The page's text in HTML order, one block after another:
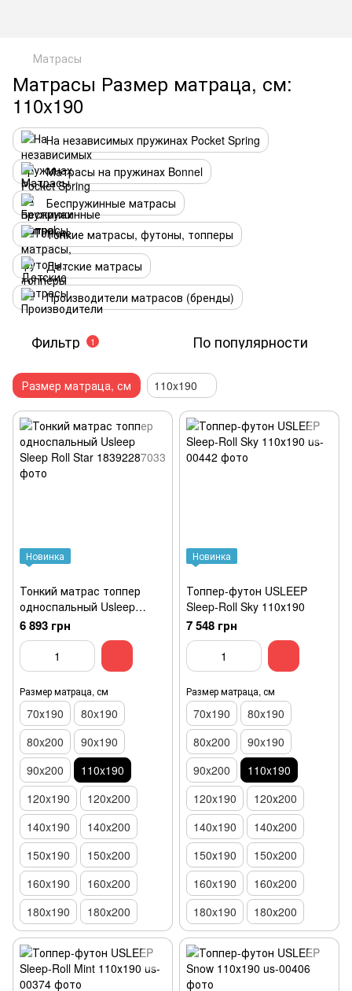
Матрасы
Матрасы Размер матраца, см:
110x190
На независимых пружинах Pocket Spring
Матрасы на пружинах Bonnel
Беспружинные матрасы
Тонкие матрасы, футоны, топперы
Детские матрасы
Производители матрасов (бренды)
Фильтр 1 По популярности
Размер матраца, см 110x190
Новинка
Тонкий матрас топпер
односпальный Usleep
Sleep Roll Star
6 893 грн
Размер матраца, см
70х190
80x190
80x200
90x190
90x200
110x190
120x190
120х200
140x190
140х200
150х190
150x200
160x190
160x200
180x190
180х200
Новинка
Топпер-футон USLEEP
Sleep-Roll Sky 110х190
7 548 грн
Размер матраца, см
70х190
80x190
80x200
90x190
90x200
110x190
120x190
120х200
140x190
140х200
150х190
150x200
160x190
160x200
180x190
180х200